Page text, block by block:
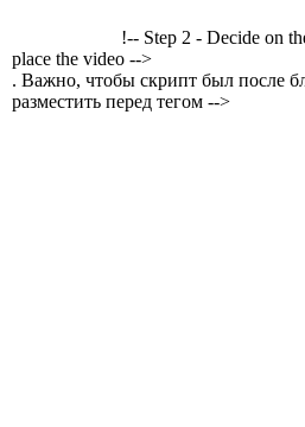
!-- Step 2 - Decide on
place the video -->
. Важно, чтобы скрипт был после
разместить перед тегом -->